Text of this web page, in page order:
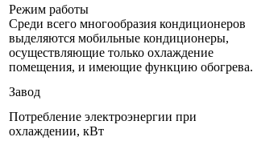
Режим работы
Среди всего многообразия кондиционеров
выделяются мобильные кондиционеры,
осуществляющие только охлаждение
помещения, и имеющие функцию обогрева.
Завод
Потребление электроэнергии при
охлаждении, кВт